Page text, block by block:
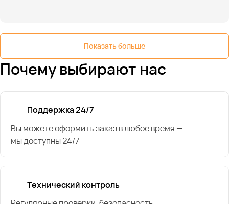
Показать больше
Почему выбирают нас
Поддержка 24/7
Вы можете оформить заказ в любое время —
мы доступны 24/7
Технический контроль